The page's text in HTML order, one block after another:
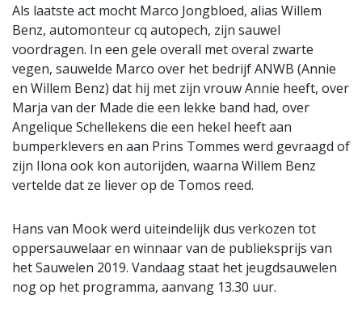
Als laatste act mocht Marco Jongbloed, alias Willem
Benz, automonteur cq autopech, zijn sauwel
voordragen. In een gele overall met overal zwarte
vegen, sauwelde Marco over het bedrijf ANWB (Annie
en Willem Benz) dat hij met zijn vrouw Annie heeft, over
Marja van der Made die een lekke band had, over
Angelique Schellekens die een hekel heeft aan
bumperklevers en aan Prins Tommes werd gevraagd of
zijn Ilona ook kon autorijden, waarna Willem Benz
vertelde dat ze liever op de Tomos reed.
Hans van Mook werd uiteindelijk dus verkozen tot
oppersauwelaar en winnaar van de publieksprijs van
het Sauwelen 2019. Vandaag staat het jeugdsauwelen
nog op het programma, aanvang 13.30 uur.